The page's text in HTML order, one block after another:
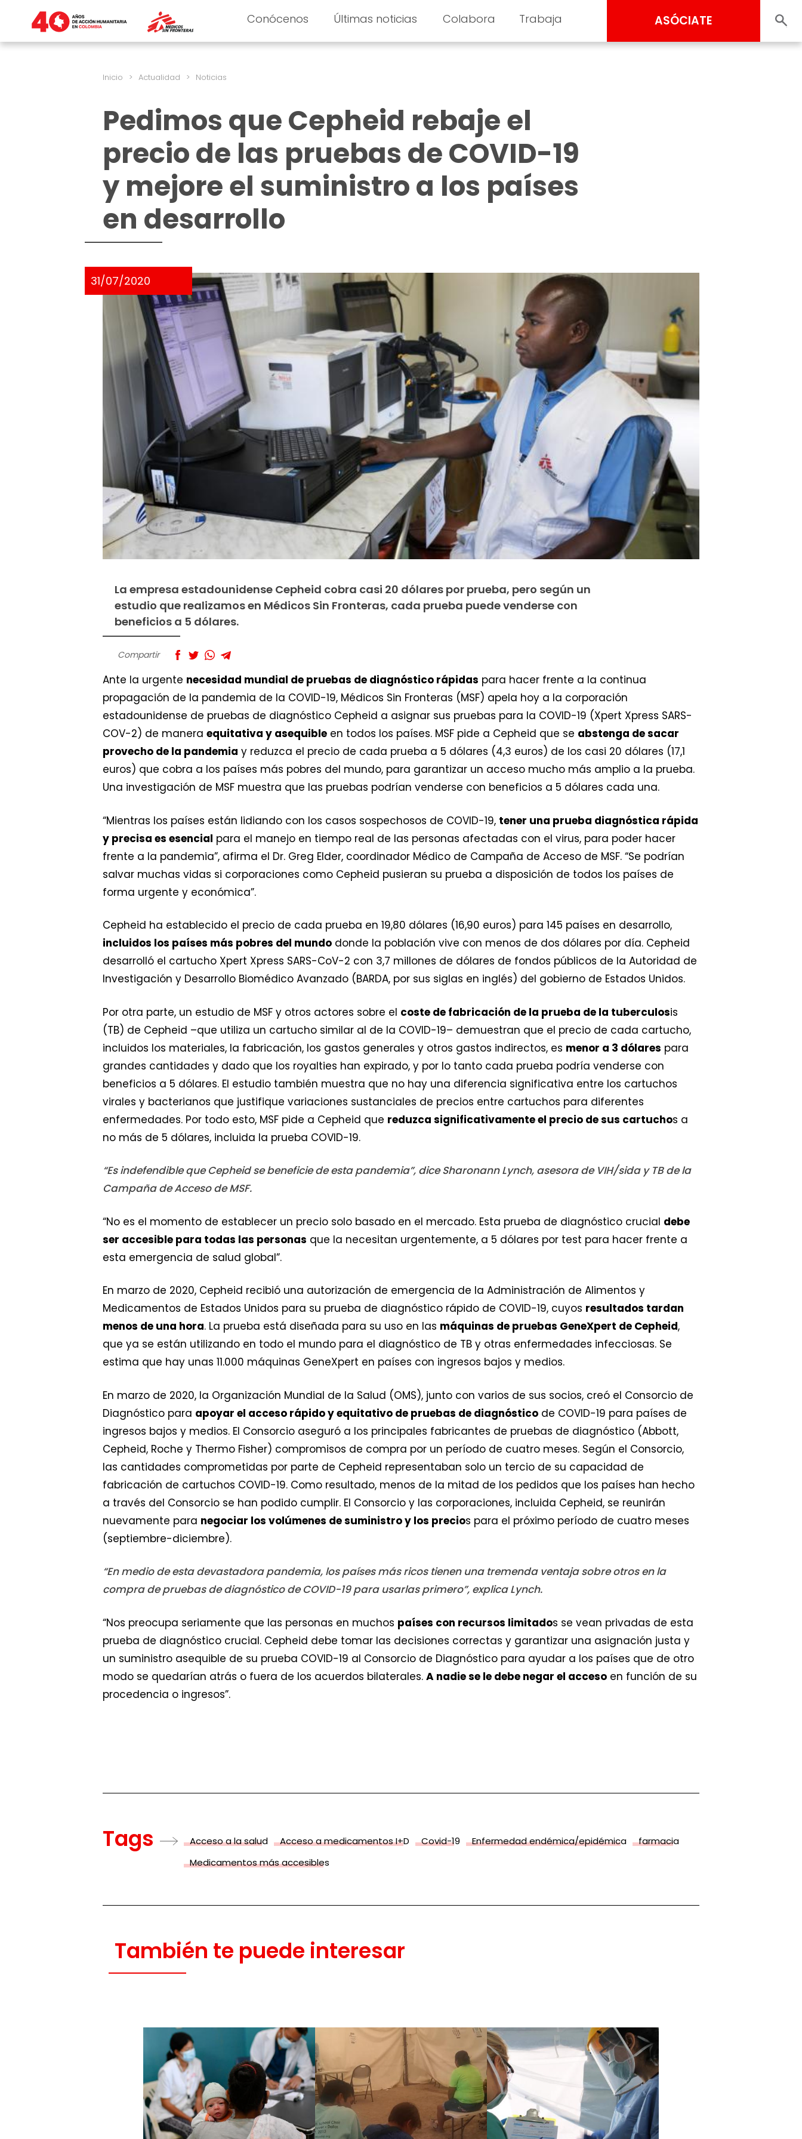
Conócenos Últimas noticias Colabora Trabaja ASÓCIATE
Inicio > Actualidad > Noticias
Pedimos que Cepheid rebaje el
precio de las pruebas de COVID-19
y mejore el suministro a los países
en desarrollo
31/07/2020
La empresa estadounidense Cepheid cobra casi 20 dólares por prueba, pero según un
estudio que realizamos en Médicos Sin Fronteras, cada prueba puede venderse con
beneficios a 5 dólares.
Compartir
Ante la urgente necesidad mundial de pruebas de diagnóstico rápidas para hacer frente a la continua
propagación de la pandemia de la COVID-19, Médicos Sin Fronteras (MSF) apela hoy a la corporación
estadounidense de pruebas de diagnóstico Cepheid a asignar sus pruebas para la COVID-19 (Xpert Xpress SARS-
COV-2) de manera equitativa y asequible en todos los países. MSF pide a Cepheid que se abstenga de sacar
provecho de la pandemia y reduzca el precio de cada prueba a 5 dólares (4,3 euros) de los casi 20 dólares (17,1
euros) que cobra a los países más pobres del mundo, para garantizar un acceso mucho más amplio a la prueba.
Una investigación de MSF muestra que las pruebas podrían venderse con beneficios a 5 dólares cada una.
“Mientras los países están lidiando con los casos sospechosos de COVID-19, tener una prueba diagnóstica rápida
y precisa es esencial para el manejo en tiempo real de las personas afectadas con el virus, para poder hacer
frente a la pandemia”, afirma el Dr. Greg Elder, coordinador Médico de Campaña de Acceso de MSF. “Se podrían
salvar muchas vidas si corporaciones como Cepheid pusieran su prueba a disposición de todos los países de
forma urgente y económica”.
Cepheid ha establecido el precio de cada prueba en 19,80 dólares (16,90 euros) para 145 países en desarrollo,
incluidos los países más pobres del mundo donde la población vive con menos de dos dólares por día. Cepheid
desarrolló el cartucho Xpert Xpress SARS-CoV-2 con 3,7 millones de dólares de fondos públicos de la Autoridad de
Investigación y Desarrollo Biomédico Avanzado (BARDA, por sus siglas en inglés) del gobierno de Estados Unidos.
Por otra parte, un estudio de MSF y otros actores sobre el coste de fabricación de la prueba de la tuberculosis
(TB) de Cepheid –que utiliza un cartucho similar al de la COVID-19– demuestran que el precio de cada cartucho,
incluidos los materiales, la fabricación, los gastos generales y otros gastos indirectos, es menor a 3 dólares para
grandes cantidades y dado que los royalties han expirado, y por lo tanto cada prueba podría venderse con
beneficios a 5 dólares. El estudio también muestra que no hay una diferencia significativa entre los cartuchos
virales y bacterianos que justifique variaciones sustanciales de precios entre cartuchos para diferentes
enfermedades. Por todo esto, MSF pide a Cepheid que reduzca significativamente el precio de sus cartuchos a
no más de 5 dólares, incluida la prueba COVID-19.
“Es indefendible que Cepheid se beneficie de esta pandemia”, dice Sharonann Lynch, asesora de VIH/sida y TB de la
Campaña de Acceso de MSF.
“No es el momento de establecer un precio solo basado en el mercado. Esta prueba de diagnóstico crucial debe
ser accesible para todas las personas que la necesitan urgentemente, a 5 dólares por test para hacer frente a
esta emergencia de salud global”.
En marzo de 2020, Cepheid recibió una autorización de emergencia de la Administración de Alimentos y
Medicamentos de Estados Unidos para su prueba de diagnóstico rápido de COVID-19, cuyos resultados tardan
menos de una hora. La prueba está diseñada para su uso en las máquinas de pruebas GeneXpert de Cepheid,
que ya se están utilizando en todo el mundo para el diagnóstico de TB y otras enfermedades infecciosas. Se
estima que hay unas 11.000 máquinas GeneXpert en países con ingresos bajos y medios.
En marzo de 2020, la Organización Mundial de la Salud (OMS), junto con varios de sus socios, creó el Consorcio de
Diagnóstico para apoyar el acceso rápido y equitativo de pruebas de diagnóstico de COVID-19 para países de
ingresos bajos y medios. El Consorcio aseguró a los principales fabricantes de pruebas de diagnóstico (Abbott,
Cepheid, Roche y Thermo Fisher) compromisos de compra por un período de cuatro meses. Según el Consorcio,
las cantidades comprometidas por parte de Cepheid representaban solo un tercio de su capacidad de
fabricación de cartuchos COVID-19. Como resultado, menos de la mitad de los pedidos que los países han hecho
a través del Consorcio se han podido cumplir. El Consorcio y las corporaciones, incluida Cepheid, se reunirán
nuevamente para negociar los volúmenes de suministro y los precios para el próximo período de cuatro meses
(septiembre-diciembre).
“En medio de esta devastadora pandemia, los países más ricos tienen una tremenda ventaja sobre otros en la
compra de pruebas de diagnóstico de COVID-19 para usarlas primero”, explica Lynch.
“Nos preocupa seriamente que las personas en muchos países con recursos limitados se vean privadas de esta
prueba de diagnóstico crucial. Cepheid debe tomar las decisiones correctas y garantizar una asignación justa y
un suministro asequible de su prueba COVID-19 al Consorcio de Diagnóstico para ayudar a los países que de otro
modo se quedarían atrás o fuera de los acuerdos bilaterales. A nadie se le debe negar el acceso en función de su
procedencia o ingresos”.
Tags Acceso a la salud Acceso a medicamentos I+D Covid-19 Enfermedad endémica/epidémica
farmacia
Medicamentos más accesibles
También te puede interesar